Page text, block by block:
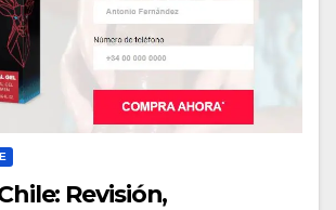
Revisión,